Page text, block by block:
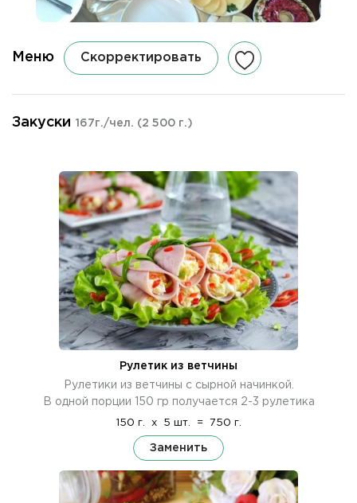
Меню Скорректировать
Закуски 167г./чел. (2 500 г.)
Рулетик из ветчины
Рулетики из ветчины с сырной начинкой.
В одной порции 150 гр получается 2-3 рулетика
150 г. x 5 шт. = 750 г.
Заменить